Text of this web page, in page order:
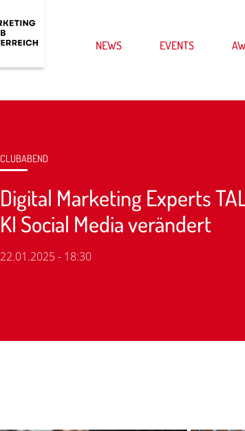
NEWS EVENTS
CLUBABEND
Digital Marketing Experts
KI Social Media verändert
22.01.2025 - 18:30